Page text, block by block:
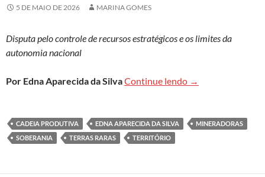
5 DE MAIO DE 2026 MARINA GOMES
Disputa pelo controle de recursos estratégicos e os limites da
autonomia nacional
Por Edna Aparecida da SilvaContinue lendo Terras raras,
→
CADEIA PRODUTIVA EDNA APARECIDA DA SILVA
MINERADORAS
SOBERANIA
TERRAS RARAS TERRITÓRIO